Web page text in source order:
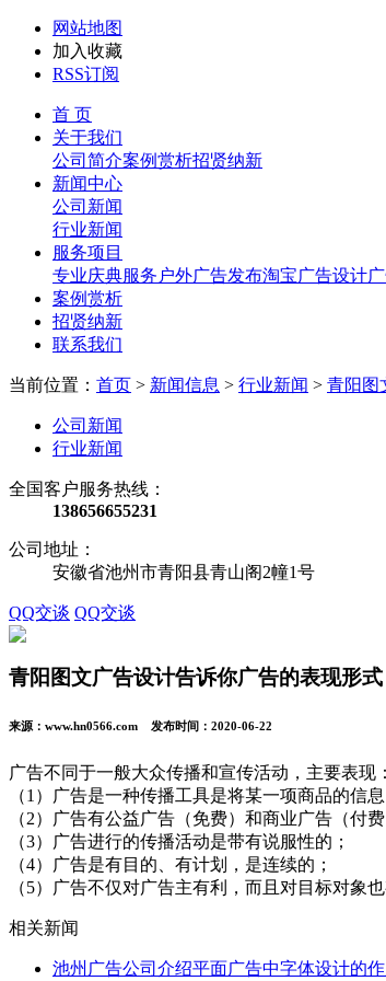
网站地图
加入收藏
RSS订阅
首 页
关于我们
公司简介案例赏析招贤纳新
新闻中心
公司新闻
行业新闻
服务项目
专业庆典服务 户外广告发布淘宝广告设计
案例赏析
招贤纳新
联系我们
当前位置： 首页 > 新闻信息 > 行业新闻 > 青阳图
公司新闻
行业新闻
全国客户服务热线：
138656655231
公司地址：
安徽省池州市青阳县青山阁2幢1号
QQ交谈 QQ交谈
青阳图文广告设计告诉你广告的表现形式
来源：www.hn0566.com 发布时间：2020-06-22
广告不同于一般大众传播和宣传活动，主要表现：
（1）广告是一种传播工具是将某一项商品的信
（2）广告有公益广告（免费）和商业广告（付费
（3）广告进行的传播活动是带有说服性的；
（4）广告是有目的、有计划，是连续的；
（5）广告不仅对广告主有利，而且对目标对象
相关新闻
池州广告公司介绍平面广告中字体设计的作